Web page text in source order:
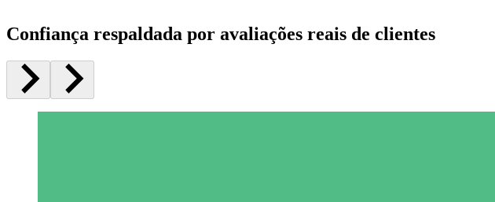
Confiança respaldada por avaliações reais de clientes